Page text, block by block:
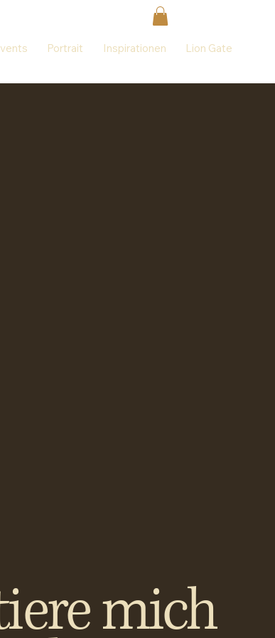
Portrait Inspirationen Lion Gate
mich